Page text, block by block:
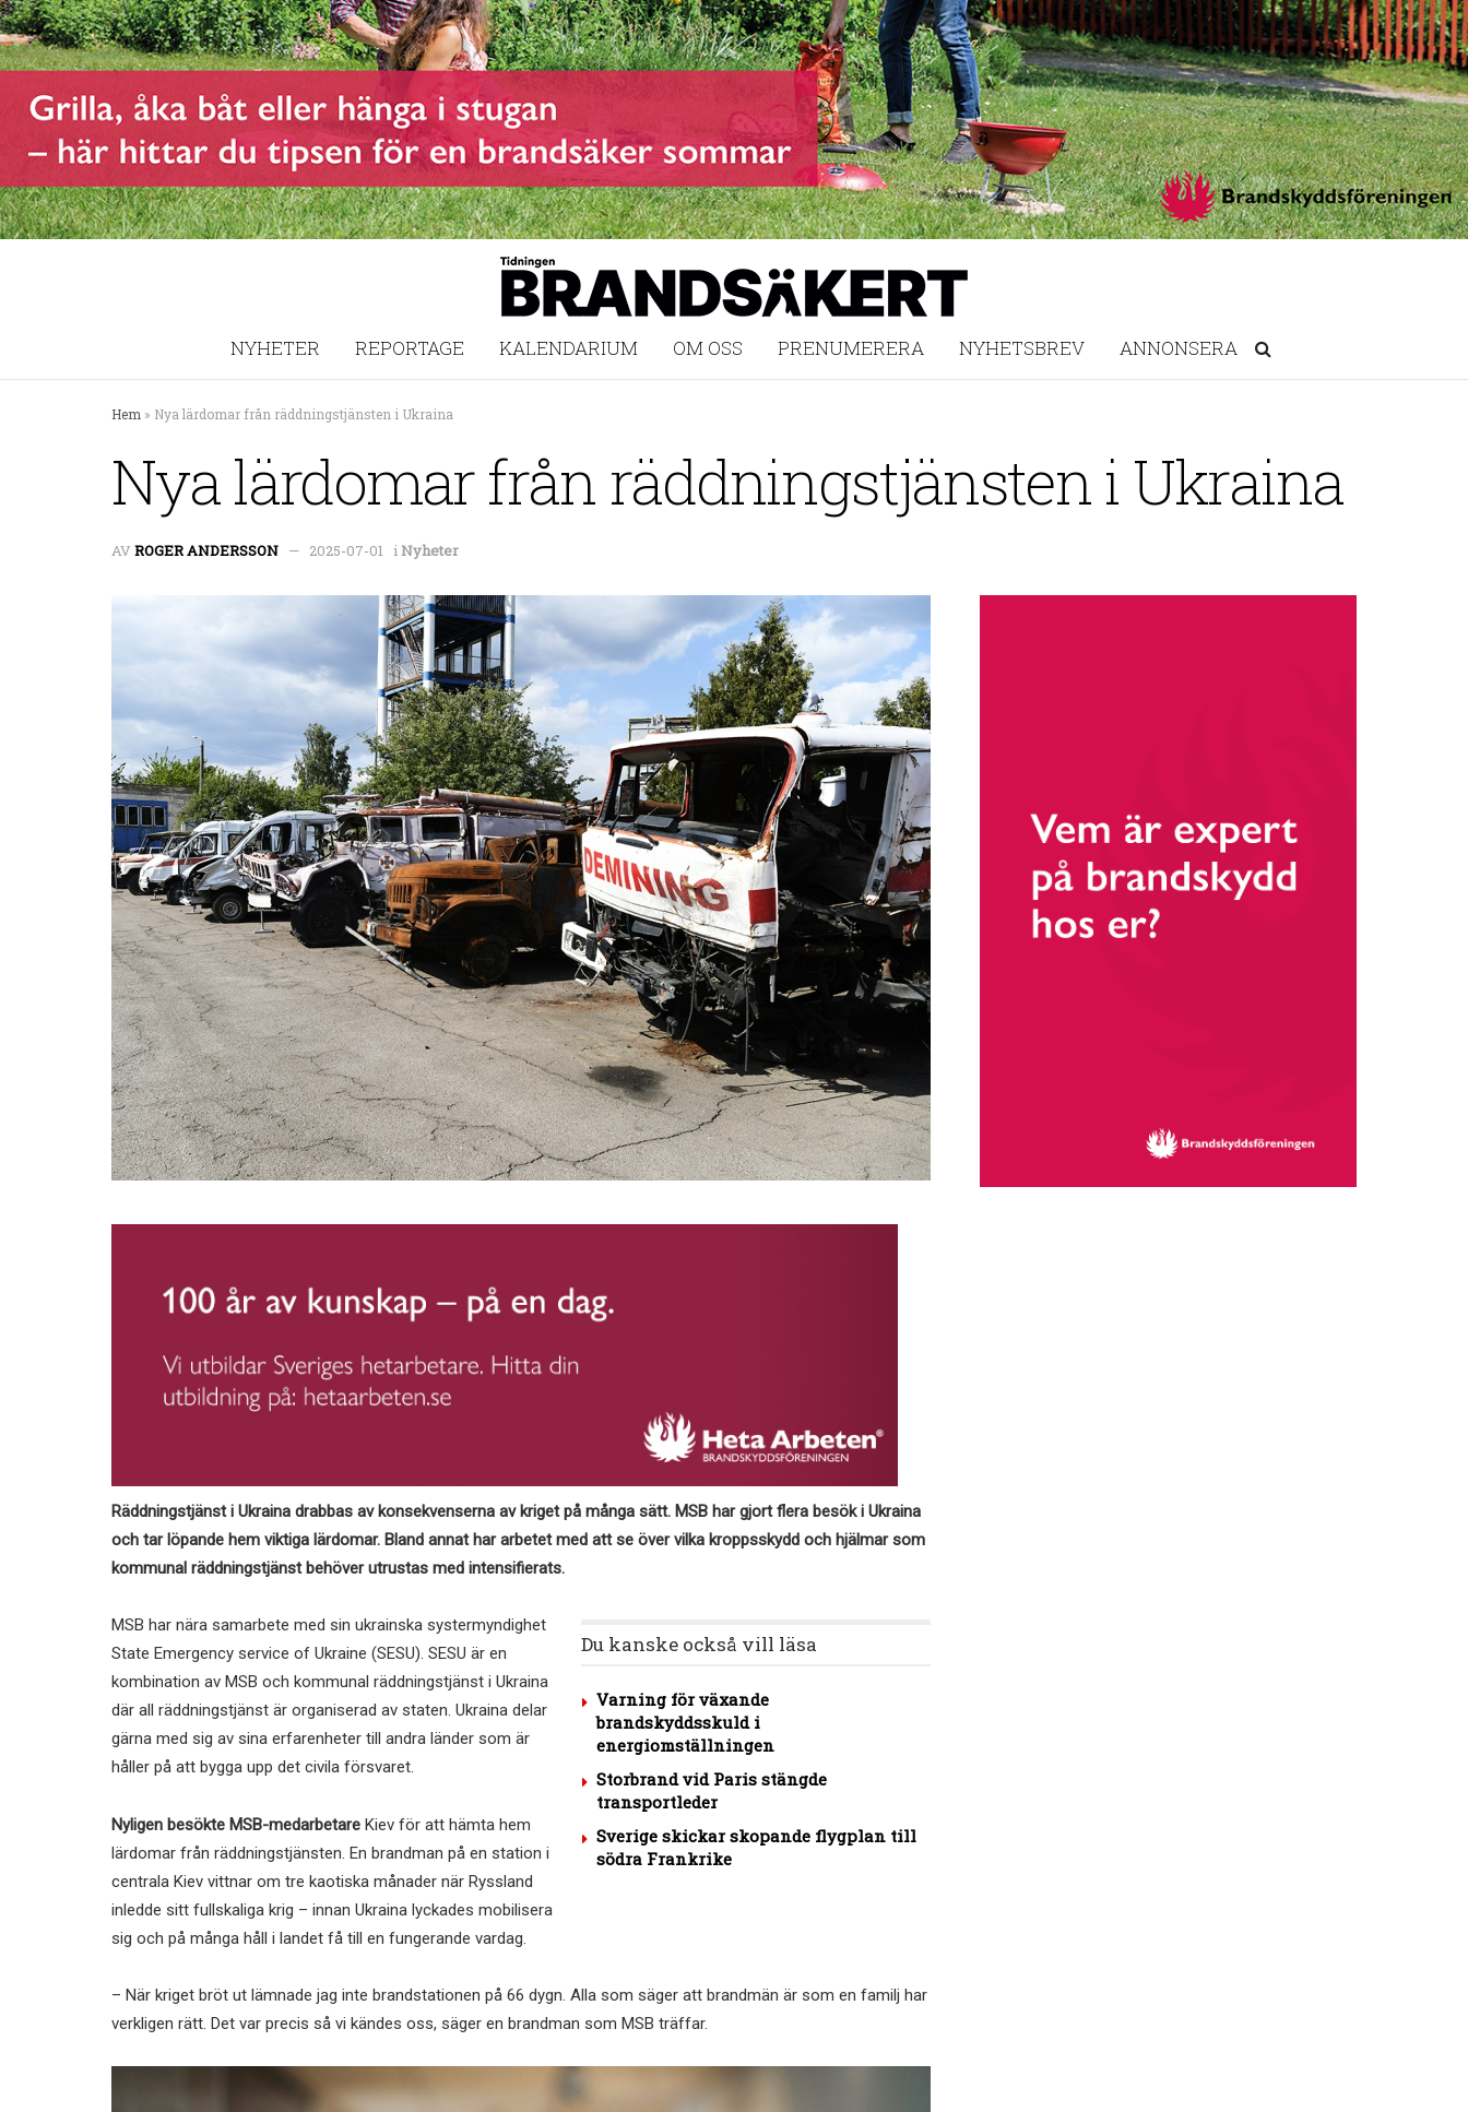
NYHETER REPORTAGE KALENDARIUM OM OSS PRENUMERERA NYHETSBREV ANNONSERA
Hem » Nya lärdomar från räddningstjänsten i Ukraina
Nya lärdomar från räddningstjänsten i Ukraina
AV ROGER ANDERSSON 2025-07-01 iNyheter
Räddningstjänst i Ukraina drabbas av konsekvenserna av kriget på många sätt. MSB har gjort flera besök i Ukraina
och tar löpande hem viktiga lärdomar. Bland annat har arbetet med att se över vilka kroppsskydd och hjälmar som
kommunal räddningstjänst behöver utrustas med intensifierats.
Du kanske också vill läsa
Varning för växande
brandskyddsskuld i
energiomställningen
Storbrand vid Paris stängde
transportleder
Sverige skickar skopande flygplan till
södra Frankrike
MSB har nära samarbete med sin ukrainska systermyndighet
State Emergency service of Ukraine (SESU). SESU är en
kombination av MSB och kommunal räddningstjänst i Ukraina
där all räddningstjänst är organiserad av staten. Ukraina delar
gärna med sig av sina erfarenheter till andra länder som är
håller på att bygga upp det civila försvaret.
Nyligen besökte MSB-medarbetare Kiev för att hämta hem
lärdomar från räddningstjänsten. En brandman på en station i
centrala Kiev vittnar om tre kaotiska månader när Ryssland
inledde sitt fullskaliga krig – innan Ukraina lyckades mobilisera
sig och på många håll i landet få till en fungerande vardag.
– När kriget bröt ut lämnade jag inte brandstationen på 66 dygn. Alla som säger att brandmän är som en familj har
verkligen rätt. Det var precis så vi kändes oss, säger en brandman som MSB träffar.